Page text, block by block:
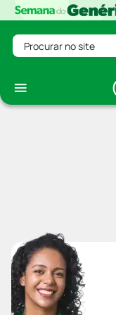
Procurar no site